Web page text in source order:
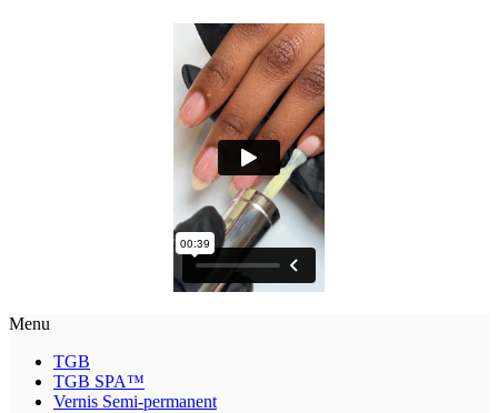
Menu
TGB
TGB SPA™
Vernis Semi-permanent